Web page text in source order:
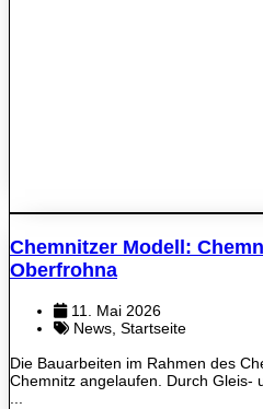
Chemnitzer Modell:
Oberfrohna
11. Mai 2026
News Startseite
Die Bauarbeiten im Rahmen des
Chemnitz angelaufen. Durch Gleis-